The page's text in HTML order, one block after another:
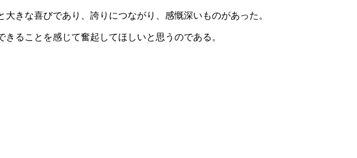
きな喜びであり、誇りにつながり、感慨深いものがあった。
ることを感じて奮起してほしいと思うのである。